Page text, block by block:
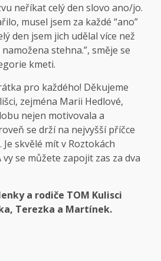
neříkat celý den slovo ano/jo.
musel jsem za každé “ano”
den jsem jich udělal více než
stehna.”, směje se
kmeti.
pro každého! Děkujeme
zejména Marii Hedlové,
nejen motivovala a
se drží na nejvyšší příčce
skvělé mít v Roztokách
se můžete zapojit zas za dva
a rodiče TOM Kulisci
Terezka a Martínek.